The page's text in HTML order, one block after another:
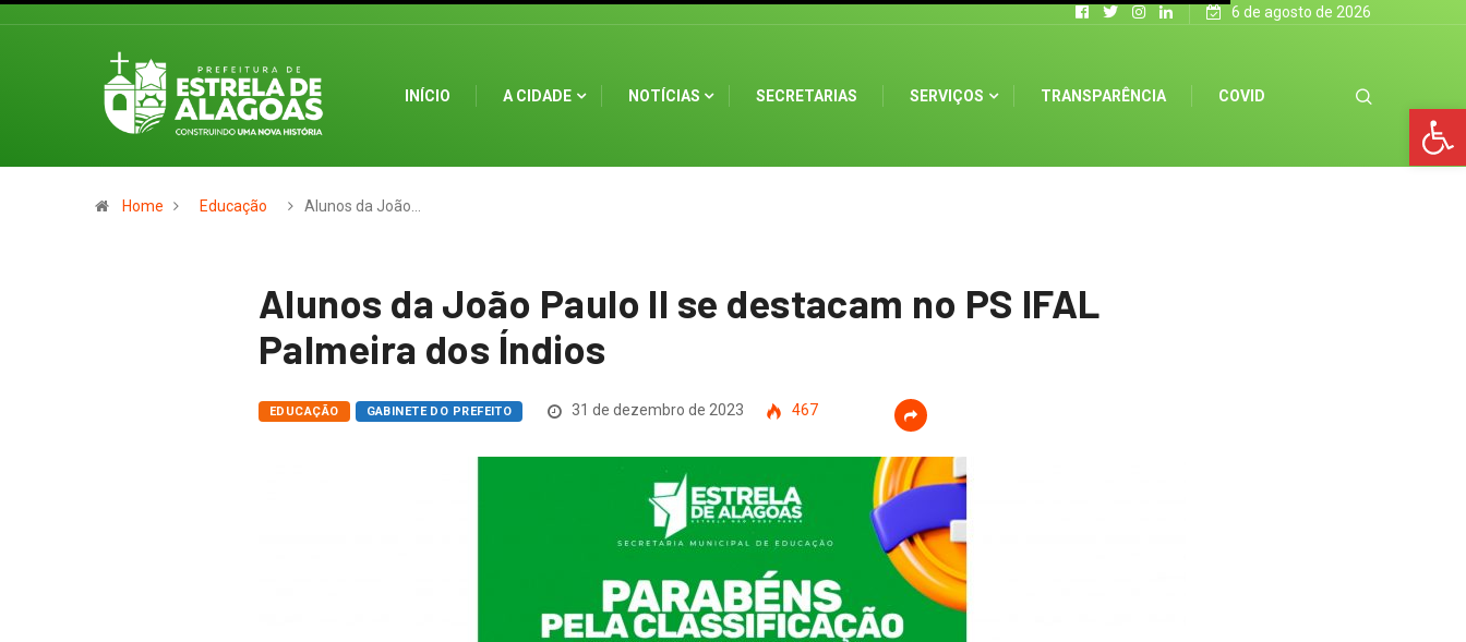
6 de agosto de 2026
INÍCIO A CIDADE NOTÍCIAS SECRETARIAS SERVIÇOS TRANSPARÊNCIA COVID
Home Educação Alunos da João…
Alunos da João Paulo II se destacam no PS IFAL
Palmeira dos Índios
EDUCAÇÃO GABINETE DO PREFEITO 31 de dezembro de 2023 467